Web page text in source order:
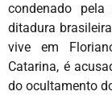
condenado
ditadura
vive em
Catarina, é
do ocultamento